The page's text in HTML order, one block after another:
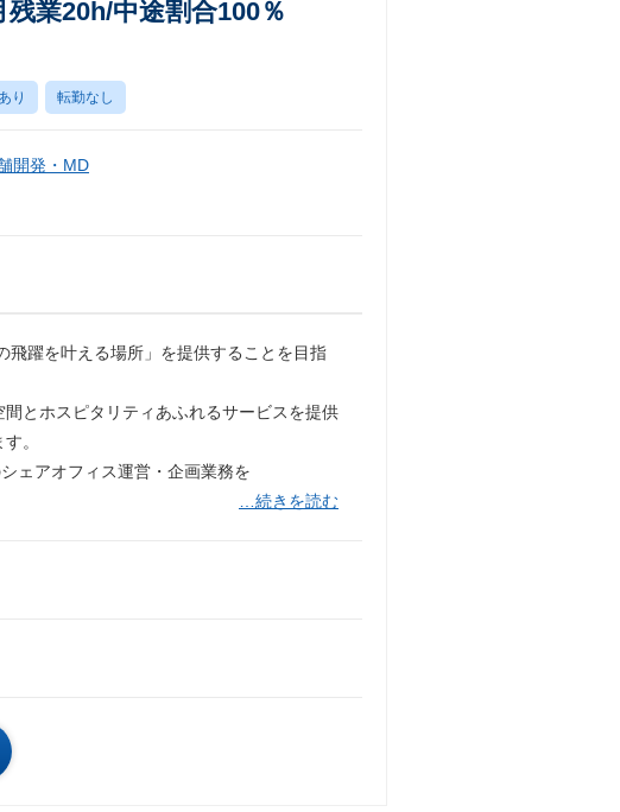
業20h/中途割合100％
り 転勤なし
開発・MD
飛躍を叶える場所」を提供することを目指
とホスピタリティあふれるサービスを提供
。
ェアオフィス運営・企画業務を
…続きを読む